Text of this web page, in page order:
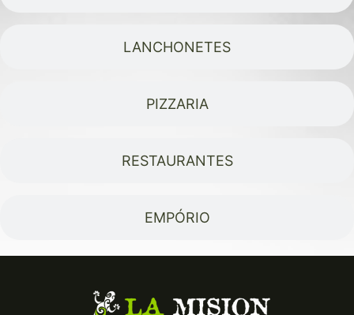
LANCHONETES
PIZZARIA
RESTAURANTES
EMPÓRIO